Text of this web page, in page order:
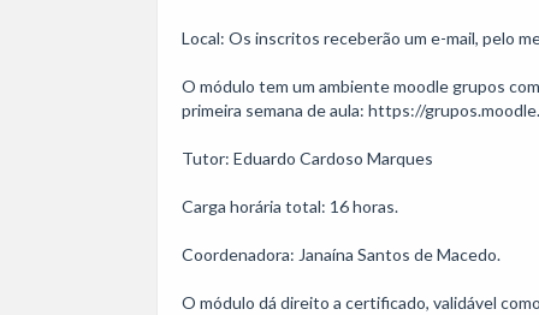
Local: Os inscritos receberão um e-mail, pelo
O módulo tem um ambiente moodle grupos
primeira semana de aula: https://
Tutor: Eduardo Cardoso Marques
Carga horária total: 16 horas.
Coordenadora: Janaína Santos de Macedo.
O módulo dá direito a certificado, validável